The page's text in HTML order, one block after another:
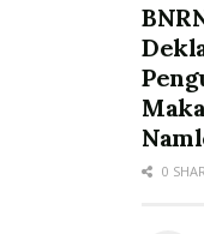
0